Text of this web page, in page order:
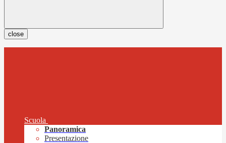
close
Scuola
Panoramica
Presentazione